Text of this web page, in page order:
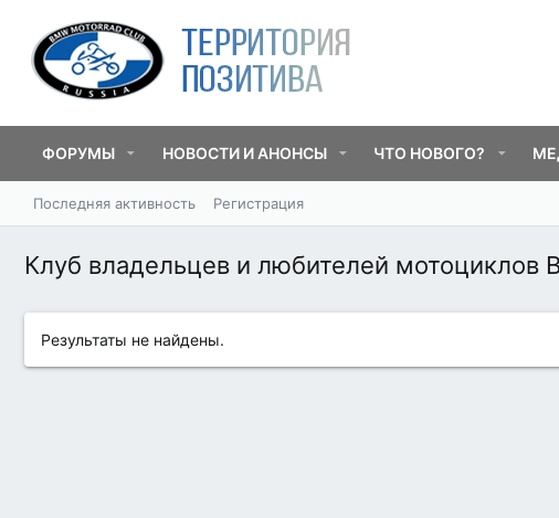
ФОРУМЫ НОВОСТИ И АНОНСЫ ЧТО НОВОГО?
Последняя активность Регистрация
Клуб владельцев и любителей мотоциклов
Результаты не найдены.